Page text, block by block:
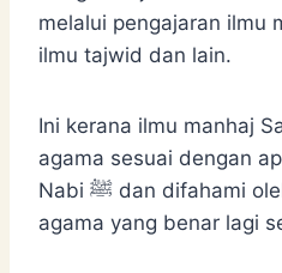
melalui pengajaran ilmu
ilmu tajwid dan lain.
Ini kerana ilmu manhaj
agama sesuai dengan
Nabi ﷺ dan difahami oleh para Sahabat; jalan
agama yang benar lagi